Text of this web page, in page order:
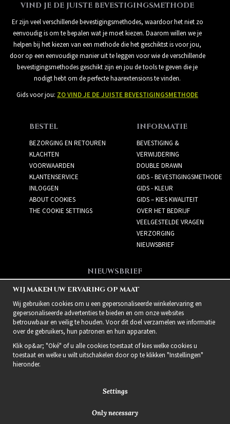
VIND JE DE JUISTE BEVESTIGINGSMETHODE
Er zijn veel verschillende bevestigingsmethodes, waardoor het niet zo
eenvoudig is om te bepalen wat je moet kiezen. Daarom willen we je
helpen bij het kiezen van een methode die het geschiktst is voor jou,
door op een eenvoudige manier uit te leggen voor wie de verschillende
bevestigingsmethodes geschikt zijn en jou de tools te geven die je
nodigt hebt om de perfecte haarextensions te vinden.
Gids voor jou: ZO VIND JE DE JUISTE BEVESTIGINGSMETHODE
BESTEL
BEZORGING EN RETOUREN
KLACHTEN
VOORWAARDEN
KLANTENSERVICE
INLOGGEN
ABOUT COOKIES
THE COOKIE SETTINGS
INFORMATIE
BEVESTIGING &
VERWIJDERING
DOUBLE DRAWN
GIDS - BEVESTIGINGSMETHODE
GIDS - KLEUR
GIDS – KIES KWALITEIT
OVER HET BEDRIJF
VEELGESTELDE VRAGEN
VERZORGING
NIEUWSBRIEF
NIEUWSBRIEF
Meld je aan voor de
nieuwsbrief!
2021 Delightful Hair
WIJ MAKEN UW ERVARING OP MAAT
Wij gebruiken cookies om u een gepersonaliseerde winkelervaring en
gepersonaliseerde advertenties te bieden en om onze websites
betrouwbaar en veilig te houden. Voor dit doel verzamelen we informatie
over de gebruikers, hun patronen en hun apparaten.
Klik op&ar; "Oké" of u alle cookies toestaat of kies welke cookies u
toestaat en welke u wilt uitschakelen door op te klikken "Instellingen"
hieronder.
Settings
Only necessary